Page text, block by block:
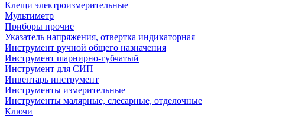
Клещи электроизмерительные
Мультиметр
Приборы прочие
Указатель напряжения, отвертка индикаторная
Инструмент ручной общего назначения
Инструмент шарнирно-губчатый
Инструмент для СИП
Инвентарь инструмент
Инструменты измерительные
Инструменты малярные, слесарные, отделочные
Ключи